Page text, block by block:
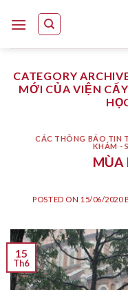
CATEGORY
MỚI CỦA VIỆN
CÁC THÔNG BÁO TIN
KHÁM -
MÙA
POSTED ON 15/06/2020
15
Th6